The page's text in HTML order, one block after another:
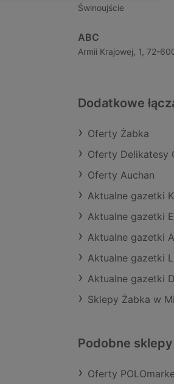
Świnoujście
ABC
Armii Krajowej, 1, 72-
Dodatkowe
Oferty Żabka
Oferty Delikatesy
Oferty Auchan
Aktualne gazetki
Aktualne gazetki
Aktualne gazetki
Aktualne gazetki
Aktualne gazetki
Sklepy Żabka w
Podobne
Oferty